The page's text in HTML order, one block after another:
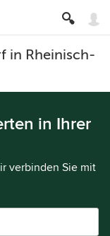
in Rheinisch-
in Ihrer
verbinden Sie mit